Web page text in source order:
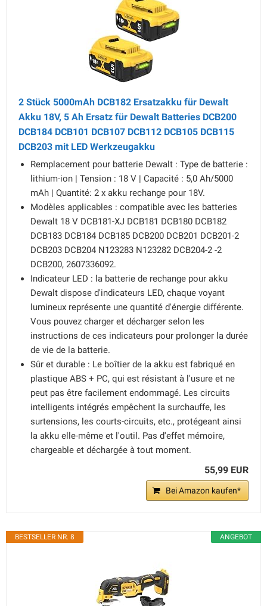
2 Stück 5000mAh DCB182 Ersatzakku für Dewalt
Akku 18V, 5 Ah Ersatz für Dewalt Batteries DCB200
DCB184 DCB101 DCB107 DCB112 DCB105 DCB115
DCB203 mit LED Werkzeugakku
Remplacement pour batterie Dewalt : Type de batterie :
lithium-ion | Tension : 18 V | Capacité : 5,0 Ah/5000
mAh | Quantité: 2 x akku rechange pour 18V.
Modèles applicables : compatible avec les batteries
Dewalt 18 V DCB181-XJ DCB181 DCB180 DCB182
DCB183 DCB184 DCB185 DCB200 DCB201 DCB201-2
DCB203 DCB204 N123283 N123282 DCB204-2 -2
DCB200, 2607336092.
Indicateur LED : la batterie de rechange pour akku
Dewalt dispose d'indicateurs LED, chaque voyant
lumineux représente une quantité d'énergie différente.
Vous pouvez charger et décharger selon les
instructions de ces indicateurs pour prolonger la durée
de vie de la batterie.
Sûr et durable : Le boîtier de la akku est fabriqué en
plastique ABS + PC, qui est résistant à l'usure et ne
peut pas être facilement endommagé. Les circuits
intelligents intégrés empêchent la surchauffe, les
surtensions, les courts-circuits, etc., protégeant ainsi
la akku elle-même et l'outil. Pas d'effet mémoire,
chargeable et déchargée à tout moment.
55,99 EUR
Bei Amazon kaufen*
ANGEBOT
BESTSELLER NR. 8